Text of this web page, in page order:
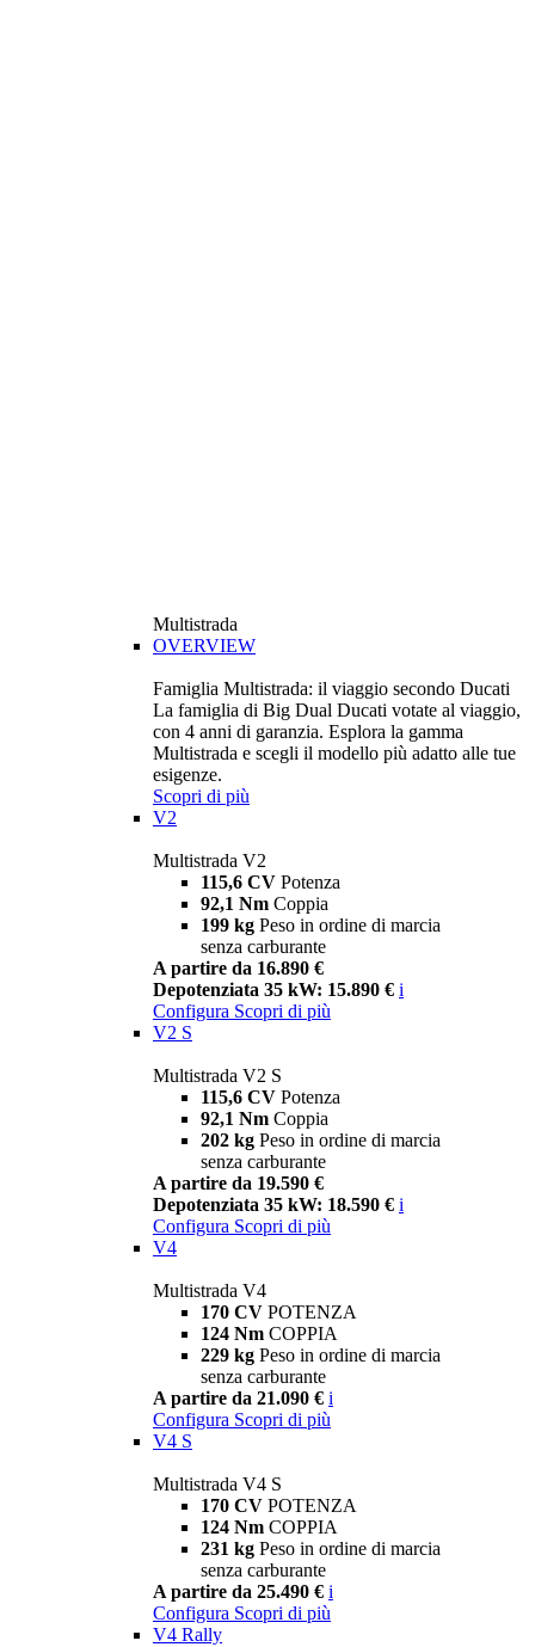
Multistrada
OVERVIEW
Famiglia Multistrada: il viaggio secondo Ducati
La famiglia di Big Dual Ducati votate al viaggio,
con 4 anni di garanzia. Esplora la gamma
Multistrada e scegli il modello più adatto alle tue
esigenze.
Scopri di più
V2
Multistrada V2
115,6 CV Potenza
92,1 Nm Coppia
199 kg Peso in ordine di marcia
senza carburante
A partire da 16.890 €
Depotenziata 35 kW: 15.890 € i
Configura Scopri di più
V2 S
Multistrada V2 S
115,6 CV Potenza
92,1 Nm Coppia
202 kg Peso in ordine di marcia
senza carburante
A partire da 19.590 €
Depotenziata 35 kW: 18.590 € i
Configura Scopri di più
V4
Multistrada V4
170 CV POTENZA
124 Nm COPPIA
229 kg Peso in ordine di marcia
senza carburante
A partire da 21.090 € i
Configura Scopri di più
V4 S
Multistrada V4 S
170 CV POTENZA
124 Nm COPPIA
231 kg Peso in ordine di marcia
senza carburante
A partire da 25.490 € i
Configura Scopri di più
V4 Rally